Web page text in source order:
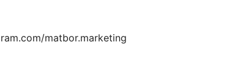
matbor.marketing